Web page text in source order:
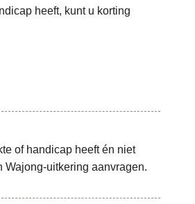
heeft, kunt u korting
of handicap heeft én niet
Wajong-uitkering aanvragen.